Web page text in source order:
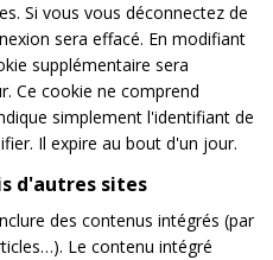
Si vous vous déconnectez de
sera effacé. En modifiant
supplémentaire sera
Ce cookie ne comprend
simplement l'identifiant de
Il expire au bout d'un jour.
d'autres sites
des contenus intégrés (par
Le contenu intégré